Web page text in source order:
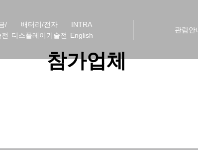
/
배터리/전자
디스플레이기술전
INTRA
English
관람안
참가업체